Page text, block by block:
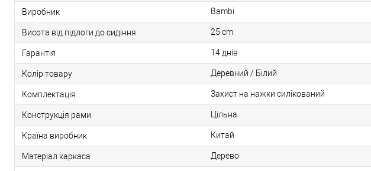
Виробник Bambi
Висота від підлоги до сидіння 25 cm
Гарантія 14 днів
Колір товару Деревний / Білий
Комплектація Захист на нажки силікований
Конструкція рами Цільна
Країна виробник Китай
Матеріал каркаса Дерево